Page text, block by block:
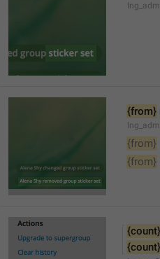
{from}
{from}
{from}
{count}
{count}